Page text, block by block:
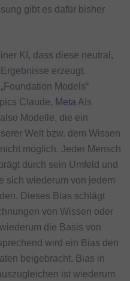
gibt es dafür bisher
KI, dass diese neutral,
erzeugt.
Models“
Claude, Meta AIs
Modelle, die ein
Welt bzw. dem Wissen
möglich. Jeder Mensch
durch sein Umfeld und
sich wiederum von jedem
Dieses Bias schlägt
von Wissen oder
die Basis von
wird ein Bias den
beigebracht. Bias in
ist wiederum